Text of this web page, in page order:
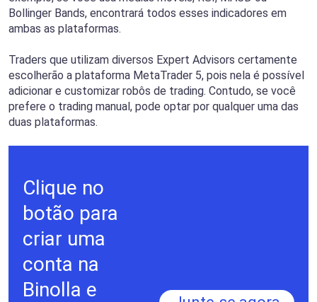
Bollinger Bands, encontrará todos esses indicadores em
ambas as plataformas.
Traders que utilizam diversos Expert Advisors certamente
escolherão a plataforma MetaTrader 5, pois nela é possível
adicionar e customizar robôs de trading. Contudo, se você
prefere o trading manual, pode optar por qualquer uma das
duas plataformas.
Clique no
botão para
criar uma
conta na
Binolla e